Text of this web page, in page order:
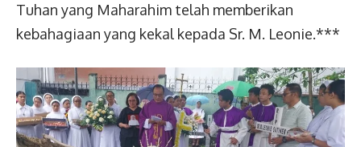
Tuhan yang Maharahim telah memberikan
kebahagiaan yang kekal kepada Sr. M. Leonie.***